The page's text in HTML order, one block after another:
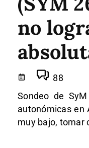
no
88
Sondeo de
autonómicas en
muy bajo, tomar